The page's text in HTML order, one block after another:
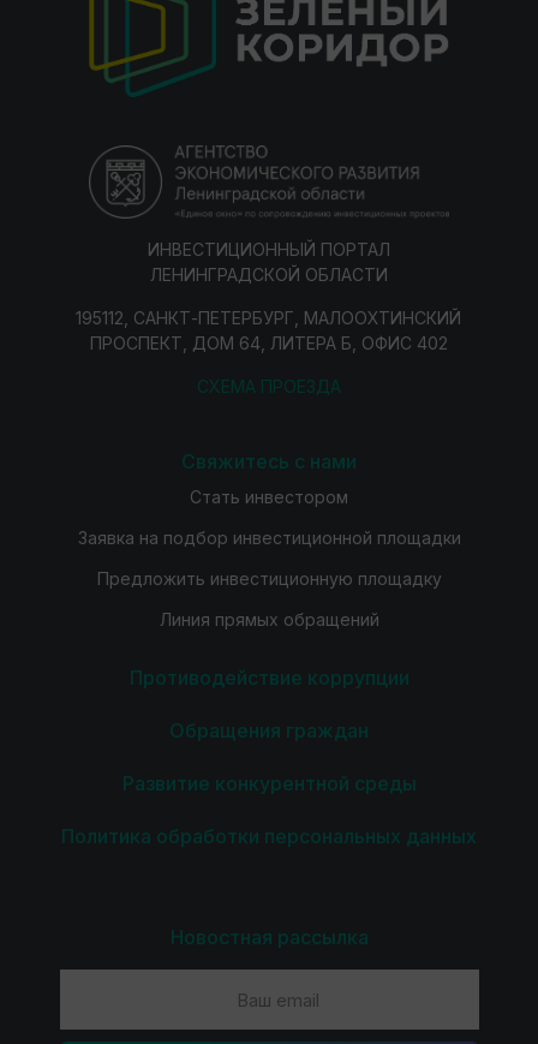
ИНВЕСТИЦИОННЫЙ ПОРТАЛ
ЛЕНИНГРАДСКОЙ ОБЛАСТИ
195112, САНКТ-ПЕТЕРБУРГ, МАЛООХТИНСКИЙ
ПРОСПЕКТ, ДОМ 64, ЛИТЕРА Б, ОФИС 402
СХЕМА ПРОЕЗДА
Свяжитесь с нами
Стать инвестором
Заявка на подбор инвестиционной площадки
Предложить инвестиционную площадку
Линия прямых обращений
Противодействие коррупции
Обращения граждан
Развитие конкурентной среды
Политика обработки персональных данных
Новостная рассылка